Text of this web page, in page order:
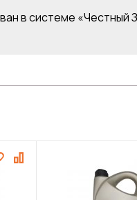
в системе «Честный